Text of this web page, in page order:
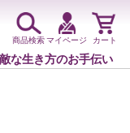
な生き方のお手伝い
商品検索マイページ カート